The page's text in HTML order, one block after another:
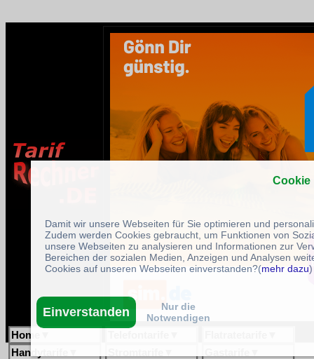
Home
Handytarife
Cookie
Damit wir unsere Webseiten für Sie optimieren und
Zudem werden Cookies gebraucht, um Funktionen von
unsere Webseiten zu analysieren und Informationen zur
Bereichen der sozialen Medien, Anzeigen und Analysen
Cookies auf unseren Webseiten einverstanden?(mehr dazu)
Einverstanden
Nur die
Notwendigen